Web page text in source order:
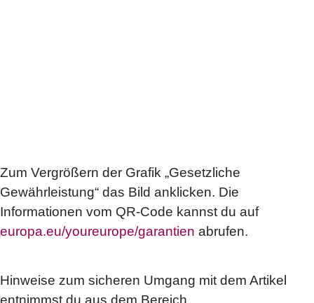
Zum Vergrößern der Grafik „Gesetzliche
Gewährleistung“ das Bild anklicken. Die
Informationen vom QR-Code kannst du auf
europa.eu/youreurope/garantien abrufen.
Hinweise zum sicheren Umgang mit dem Artikel